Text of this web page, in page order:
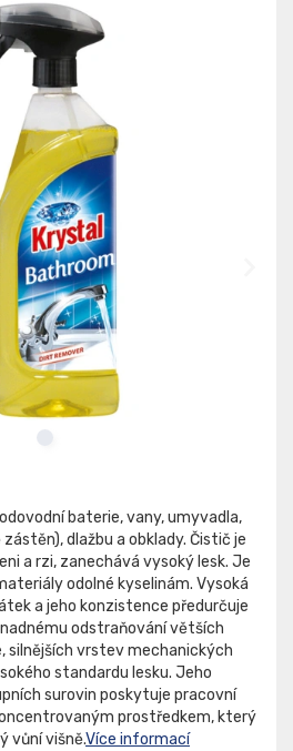
baterie, vany, umyvadla,
dlažbu a obklady. Čistič je
a rzi, zanechává vysoký lesk. Je
odolné kyselinám. Vysoká
a jeho konzistence předurčuje
odstraňování větších
silnějších vrstev mechanických
standardu lesku. Jeho
surovin poskytuje pracovní
prostředkem, který
vůní višně.Více informací